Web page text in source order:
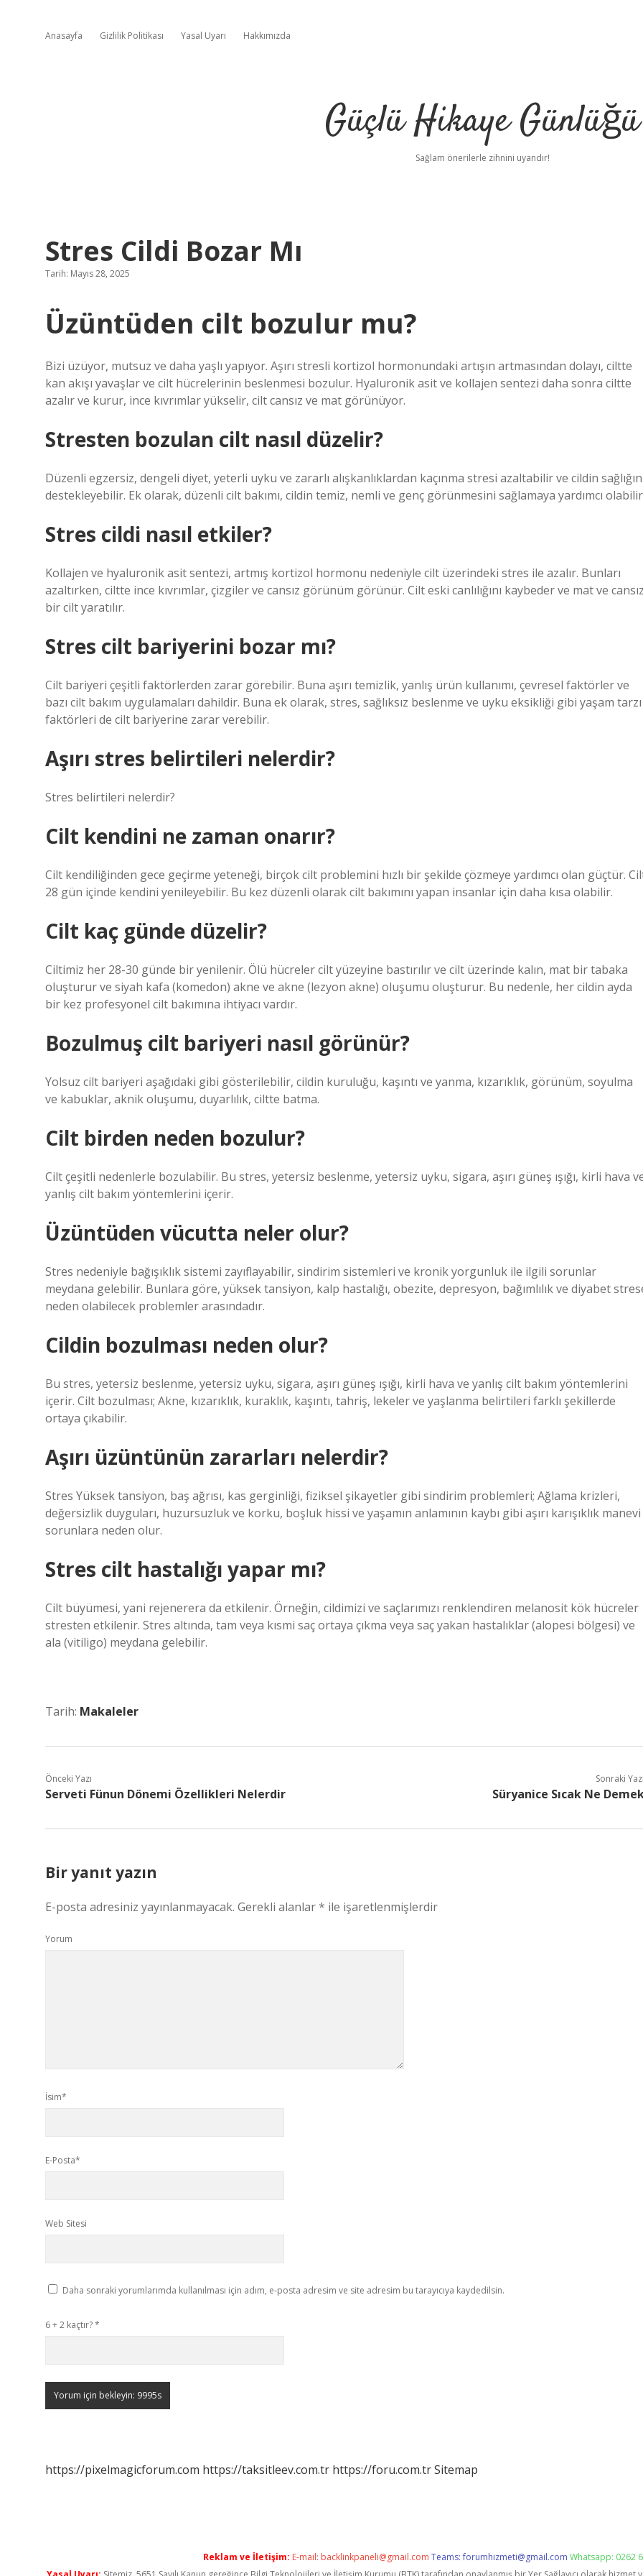
Anasayfa Gizlilik Politikası Yasal Uyarı Hakkımızda
Güçlü Hikaye Günlüğü
Sağlam önerilerle zihnini uyandır!
Stres Cildi Bozar Mı
Tarih: Mayıs 28, 2025
Üzüntüden cilt bozulur mu?
Bizi üzüyor, mutsuz ve daha yaşlı yapıyor. Aşırı stresli kortizol hormonundaki artışın artmasından dolayı, ciltte
kan akışı yavaşlar ve cilt hücrelerinin beslenmesi bozulur. Hyaluronik asit ve kollajen sentezi daha sonra ciltte
azalır ve kurur, ince kıvrımlar yükselir, cilt cansız ve mat görünüyor.
Stresten bozulan cilt nasıl düzelir?
Düzenli egzersiz, dengeli diyet, yeterli uyku ve zararlı alışkanlıklardan kaçınma stresi azaltabilir ve cildin
destekleyebilir. Ek olarak, düzenli cilt bakımı, cildin temiz, nemli ve genç görünmesini sağlamaya yardımcı
Stres cildi nasıl etkiler?
Kollajen ve hyaluronik asit sentezi, artmış kortizol hormonu nedeniyle cilt üzerindeki stres ile azalır. Bunları
azaltırken, ciltte ince kıvrımlar, çizgiler ve cansız görünüm görünür. Cilt eski canlılığını kaybeder ve mat ve
bir cilt yaratılır.
Stres cilt bariyerini bozar mı?
Cilt bariyeri çeşitli faktörlerden zarar görebilir. Buna aşırı temizlik, yanlış ürün kullanımı, çevresel faktörler ve
bazı cilt bakım uygulamaları dahildir. Buna ek olarak, stres, sağlıksız beslenme ve uyku eksikliği gibi yaşam tarzı
faktörleri de cilt bariyerine zarar verebilir.
Aşırı stres belirtileri nelerdir?
Stres belirtileri nelerdir?
Cilt kendini ne zaman onarır?
Cilt kendiliğinden gece geçirme yeteneği, birçok cilt problemini hızlı bir şekilde çözmeye yardımcı olan güçtür.
28 gün içinde kendini yenileyebilir. Bu kez düzenli olarak cilt bakımını yapan insanlar için daha kısa olabilir.
Cilt kaç günde düzelir?
Ciltimiz her 28-30 günde bir yenilenir. Ölü hücreler cilt yüzeyine bastırılır ve cilt üzerinde kalın, mat bir tabaka
oluşturur ve siyah kafa (komedon) akne ve akne (lezyon akne) oluşumu oluşturur. Bu nedenle, her cildin ayda
bir kez profesyonel cilt bakımına ihtiyacı vardır.
Bozulmuş cilt bariyeri nasıl görünür?
Yolsuz cilt bariyeri aşağıdaki gibi gösterilebilir, cildin kuruluğu, kaşıntı ve yanma, kızarıklık, görünüm, soyulma
ve kabuklar, aknik oluşumu, duyarlılık, ciltte batma.
Cilt birden neden bozulur?
Cilt çeşitli nedenlerle bozulabilir. Bu stres, yetersiz beslenme, yetersiz uyku, sigara, aşırı güneş ışığı, kirli hava
yanlış cilt bakım yöntemlerini içerir.
Üzüntüden vücutta neler olur?
Stres nedeniyle bağışıklık sistemi zayıflayabilir, sindirim sistemleri ve kronik yorgunluk ile ilgili sorunlar
meydana gelebilir. Bunlara göre, yüksek tansiyon, kalp hastalığı, obezite, depresyon, bağımlılık ve diyabet
neden olabilecek problemler arasındadır.
Cildin bozulması neden olur?
Bu stres, yetersiz beslenme, yetersiz uyku, sigara, aşırı güneş ışığı, kirli hava ve yanlış cilt bakım yöntemlerini
içerir. Cilt bozulması; Akne, kızarıklık, kuraklık, kaşıntı, tahriş, lekeler ve yaşlanma belirtileri farklı şekillerde
ortaya çıkabilir.
Aşırı üzüntünün zararları nelerdir?
Stres Yüksek tansiyon, baş ağrısı, kas gerginliği, fiziksel şikayetler gibi sindirim problemleri; Ağlama krizleri,
değersizlik duyguları, huzursuzluk ve korku, boşluk hissi ve yaşamın anlamının kaybı gibi aşırı karışıklık manevi
sorunlara neden olur.
Stres cilt hastalığı yapar mı?
Cilt büyümesi, yani rejenerera da etkilenir. Örneğin, cildimizi ve saçlarımızı renklendiren melanosit kök hücreler
stresten etkilenir. Stres altında, tam veya kısmi saç ortaya çıkma veya saç yakan hastalıklar (alopesi bölgesi) ve
ala (vitiligo) meydana gelebilir.
Tarih: Makaleler
Önceki Yazı
Serveti Fünun Dönemi Özellikleri Nelerdir
Sonraki
Süryanice Sıcak Ne
Bir yanıt yazın
E-posta adresiniz yayınlanmayacak. Gerekli alanlar* ile işaretlenmişlerdir
Yorum
İsim*
E-Posta*
Web Sitesi
Daha sonraki yorumlarımda kullanılması için adım, e-posta adresim ve site adresim bu tarayıcıya kaydedilsin.
6 + 2 kaçtır?*
https://pixelmagicforum.com https://taksitleev.com.tr https://foru.com.trSitemap
Reklam ve İletişim: E-mail: backlinkpaneli@gmail.com Teams:forumhizmeti@gmail.com Whatsapp: 0262